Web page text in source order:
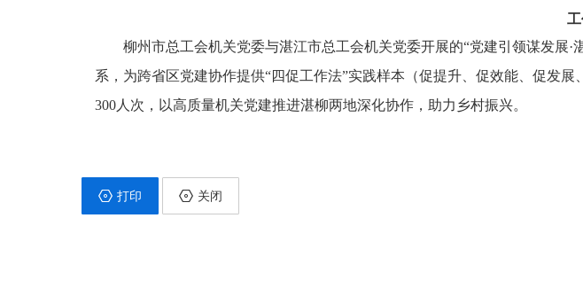
柳州市总工会机关党委与湛江市总工会机关党委开展的“党建引领谋发展
系，为跨省区党建协作提供“四促工作法”实践样本（促提升、促效能、促发
300人次，以高质量机关党建推进湛柳两地深化协作，助力乡村振兴。
打印 关闭